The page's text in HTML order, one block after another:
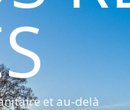
et au-delà